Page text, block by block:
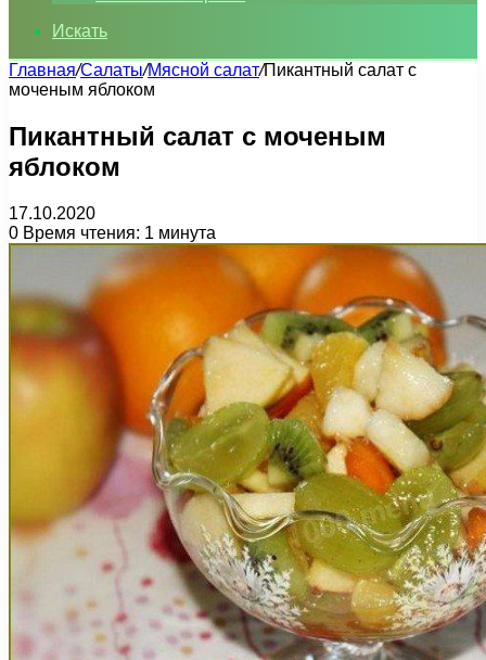
Искать
Главная/Салаты/Мясной салат/Пикантный салат с
моченым яблоком
Пикантный салат с моченым
яблоком
17.10.2020
0 Время чтения: 1 минута